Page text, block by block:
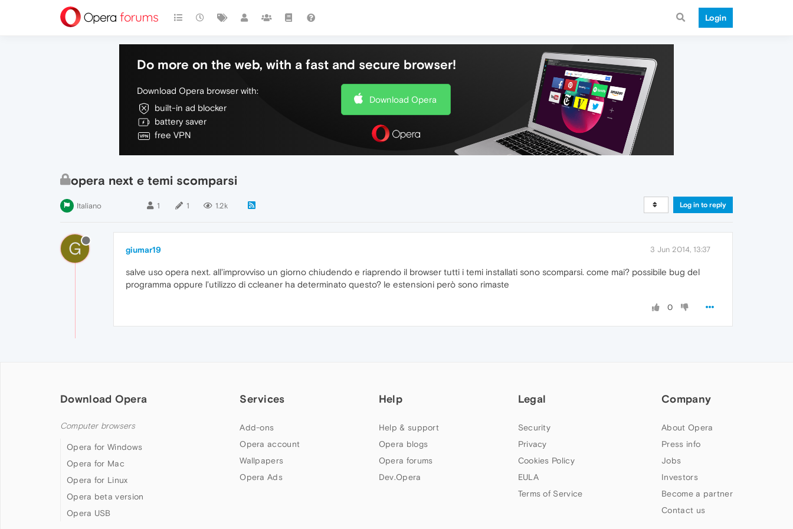
Login
Do more on the web, with a fast and secure browser!
Download Opera browser with:
built-in ad blocker
battery saver
free VPN
Download Opera
opera next e temi scomparsi
Italiano 1 1 1.2k Log in to reply
G giumar19 3 Jun 2014, 13:37
salve uso opera next. all'improvviso un giorno chiudendo e riaprendo il browser tutti i temi installati sono scomparsi. come mai? possibile bug del
programma oppure l'utilizzo di ccleaner ha determinato questo? le estensioni però sono rimaste
0
Download Opera
Computer browsers
Opera for Windows
Opera for Mac
Opera for Linux
Opera beta version
Opera USB
Services
Add-ons
Opera account
Wallpapers
Opera Ads
Help
Help & support
Opera blogs
Opera forums
Dev.Opera
Legal
Security
Privacy
Cookies Policy
EULA
Terms of Service
Company
About Opera
Press info
Jobs
Investors
Become a partner
Contact us